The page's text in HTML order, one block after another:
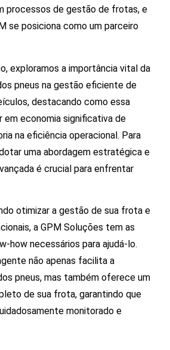
processos de gestão de frotas, e
se posiciona como um parceiro
exploramos a importância vital da
pneus na gestão eficiente de
destacando como essa
em economia significativa de
na eficiência operacional. Para
uma abordagem estratégica e
é crucial para enfrentar
otimizar a gestão de sua frota e
a GPM Soluções tem as
how necessários para ajudá-lo.
não apenas facilita a
pneus, mas também oferece um
de sua frota, garantindo que
monitorado e